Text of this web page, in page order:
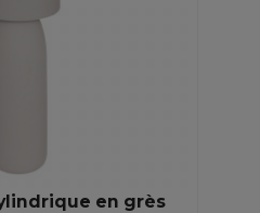
en grès